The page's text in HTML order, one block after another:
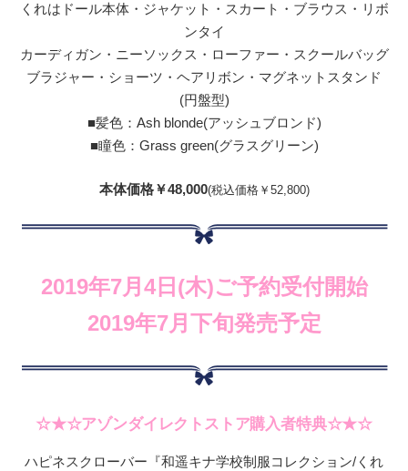
くれはドール本体・ジャケット・スカート・ブラウス・リボ
ンタイ
カーディガン・ニーソックス・ローファー・スクールバッグ
ブラジャー・ショーツ・ヘアリボン・マグネットスタンド
(円盤型)
■髪色：Ash blonde(アッシュブロンド)
■瞳色：Grass green(グラスグリーン)
本体価格￥48,000(税込価格￥52,800)
2019年7月4日(木)ご予約受付開始
2019年7月下旬発売予定
☆★☆アゾンダイレクトストア購入者特典☆★☆
ハピネスクローバー『和遥キナ学校制服コレクション/くれ